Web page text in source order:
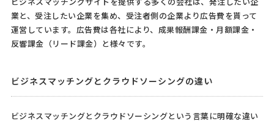
ビジネスマッチングサイトを提供する多くの会社は、発注したい企
業と、受注したい企業を集め、受注者側の企業より広告費を貰って
運営しています。広告費は各社により、成果報酬課金・月額課金・
反響課金（リード課金）と様々です。
ビジネスマッチングとクラウドソーシングの違い
ビジネスマッチングとクラウドソーシングという言葉に明確な違い